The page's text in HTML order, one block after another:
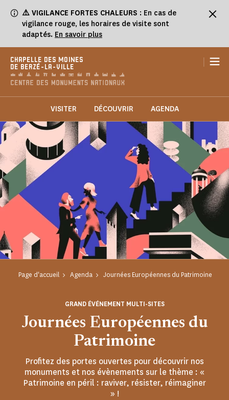
⚠️ VIGILANCE FORTES CHALEURS : En cas de
vigilance rouge, les horaires de visite sont
adaptés. En savoir plus
CHAPELLE DES MOINES
DE BERZÉ-LA-VILLE
|
VISITER DÉCOUVRIR AGENDA
Page d'accueil Agenda Journées Européennes du Patrimoine
Journées Européennes du
Patrimoine
GRAND ÉVÉNEMENT MULTI-SITES
Profitez des portes ouvertes pour découvrir nos
monuments et nos évènements sur le thème : «
Patrimoine en péril : raviver, résister, réimaginer
» !